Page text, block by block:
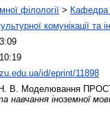
філології > Кафедра
комунікації та
id/eprint/11898
В. Моделювання
навчання іноземної